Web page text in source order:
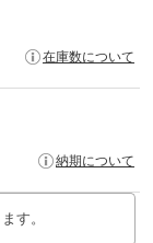
在庫数について
納期について
す。